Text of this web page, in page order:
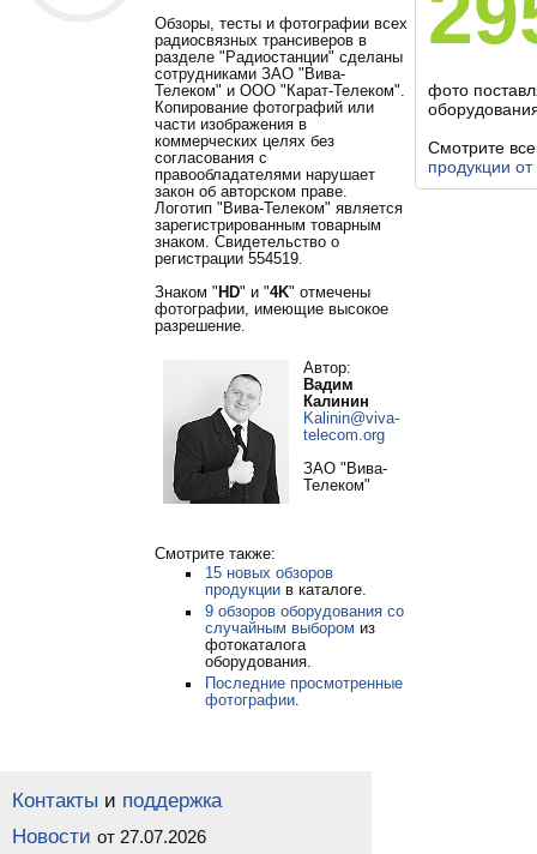
Обзоры, тесты и фотографии всех
радиосвязных трансиверов в
разделе "Радиостанции" сделаны
сотрудниками ЗАО "Вива-
Телеком" и ООО "Карат-Телеком".
Копирование фотографий или
части изображения в
коммерческих целях без
согласования с
правообладателями нарушает
закон об авторском праве.
Логотип "Вива-Телеком" является
зарегистрированным товарным
знаком. Свидетельство о
регистрации 554519.
Знаком " HD" и "4K" отмечены
фотографии, имеющие высокое
разрешение.
Автор:
Вадим
Калинин
Kalinin@viva-
telecom.org
ЗАО "Вива-
Телеком"
Смотрите также:
15 новых обзоров
продукциив каталоге.
9 обзоров оборудования со
случайным выбором из
фотокаталога
оборудования.
Последние просмотренные
фотографии.
фото
Смотрите
продукции
Контакты и поддержка
Новости от 27.07.2026